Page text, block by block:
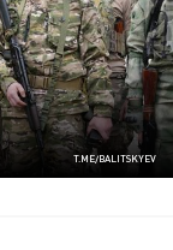
T.ME/BALITSKYEV